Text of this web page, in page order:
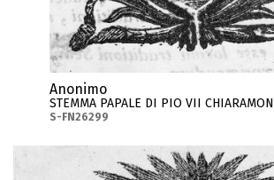
Anonimo
STEMMA PAPALE DI PIO VII
S-FN26299